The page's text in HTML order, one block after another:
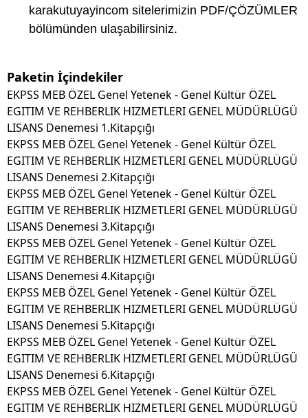
karakutuyayincom sitelerimizin PDF/ÇÖZÜMLER
bölümünden ulaşabilirsiniz.
Paketin İçindekiler
EKPSS MEB ÖZEL Genel Yetenek - Genel Kültür ÖZEL
EGITIM VE REHBERLIK HIZMETLERI GENEL MÜDÜRLÜGÜ
LISANS Denemesi 1.Kitapçığı
EKPSS MEB ÖZEL Genel Yetenek - Genel Kültür ÖZEL
EGITIM VE REHBERLIK HIZMETLERI GENEL MÜDÜRLÜGÜ
LISANS Denemesi 2.Kitapçığı
EKPSS MEB ÖZEL Genel Yetenek - Genel Kültür ÖZEL
EGITIM VE REHBERLIK HIZMETLERI GENEL MÜDÜRLÜGÜ
LISANS Denemesi 3.Kitapçığı
EKPSS MEB ÖZEL Genel Yetenek - Genel Kültür ÖZEL
EGITIM VE REHBERLIK HIZMETLERI GENEL MÜDÜRLÜGÜ
LISANS Denemesi 4.Kitapçığı
EKPSS MEB ÖZEL Genel Yetenek - Genel Kültür ÖZEL
EGITIM VE REHBERLIK HIZMETLERI GENEL MÜDÜRLÜGÜ
LISANS Denemesi 5.Kitapçığı
EKPSS MEB ÖZEL Genel Yetenek - Genel Kültür ÖZEL
EGITIM VE REHBERLIK HIZMETLERI GENEL MÜDÜRLÜGÜ
LISANS Denemesi 6.Kitapçığı
EKPSS MEB ÖZEL Genel Yetenek - Genel Kültür ÖZEL
EGITIM VE REHBERLIK HIZMETLERI GENEL MÜDÜRLÜGÜ